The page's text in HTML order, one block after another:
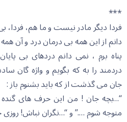
***
فردا دیگر مادر نیست و ما هم، فردا،
دانم از این همه بی درمان درد و آن
پناه برم ، نمی دانم دردهای بی
دردمند را به که بگویم و واژه گان
جان می گذشت از که باید بشنوم باز :
“…بچه جان ! من این حرف های
متوجه شوم ….” و “…نگران نباش!